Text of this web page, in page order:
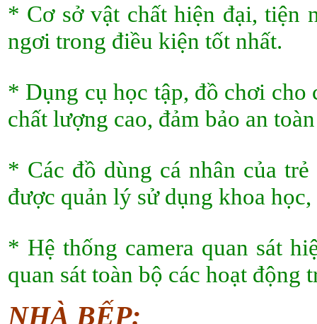
* Cơ sở vật chất hiện đại, tiện
ngơi trong điều kiện tốt nhất.
* Dụng cụ học tập, đồ chơi cho
chất lượng cao, đảm bảo an
* Các đồ dùng cá nhân của
được quản lý sử dụng khoa học,
* Hệ thống camera quan sát
quan sát toàn bộ các hoạt động
NHÀ BẾP: